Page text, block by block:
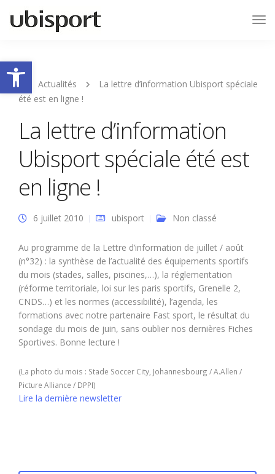
Ouvrir la barre d’outils
Actualités
La lettre d’information Ubisport spéciale
été est en ligne !
La lettre d’information
Ubisport spéciale été est
en ligne !
6 juillet 2010 ubisport Non classé
Au programme de la Lettre d’information de juillet / août
(n°32) : la synthèse de l’actualité des équipements sportifs
du mois (stades, salles, piscines,…), la réglementation
(réforme territoriale, loi sur les paris sportifs, Grenelle 2,
CNDS…) et les normes (accessibilité), l’agenda, les
formations avec notre partenaire Fast sport, le résultat du
sondage du mois de juin, sans oublier nos dernières Fiches
Sportives. Bonne lecture !
(La photo du mois : Stade Soccer City, Johannesbourg / A.Allen /
Picture Alliance / DPPI)
Lire la dernière newsletter